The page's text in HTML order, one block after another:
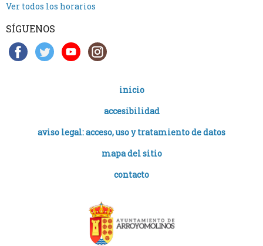
Ver todos los horarios
SÍGUENOS
inicio
accesibilidad
aviso legal: acceso, uso y tratamiento de datos
mapa del sitio
contacto